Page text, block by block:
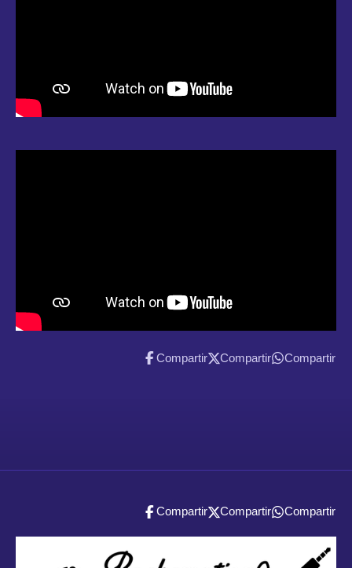
Compartir Compartir Compartir
Compartir Compartir Compartir